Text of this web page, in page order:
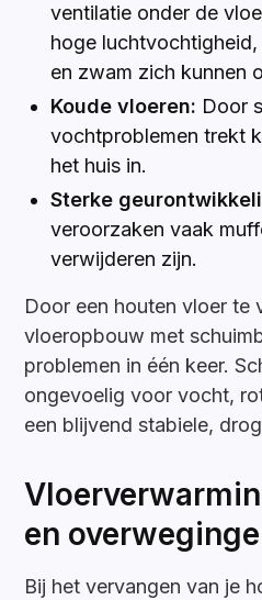
ventilatie onder de
hoge
en zwam zich kunnen
Koude vloeren: Door
vochtproblemen trekt
het huis in.
Sterke
veroorzaken vaak
verwijderen zijn.
Door een houten vloer te
vloeropbouw met
problemen in één keer.
ongevoelig voor vocht,
een blijvend stabiele,
en
Bij het vervangen van je